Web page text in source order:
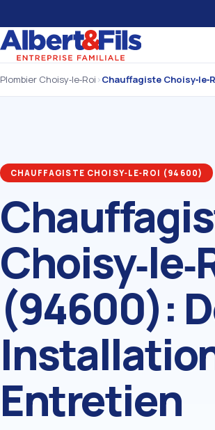
Plombier Choisy‑le‑Roi ›Chauffagiste
CHAUFFAGISTE CHOISY‑LE‑ROI (94600)
(94600):
Entretien